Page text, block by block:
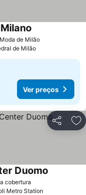
de Milão
de Milão
Ver preços
Partilhar
cobertura
Duomo
Metro Station